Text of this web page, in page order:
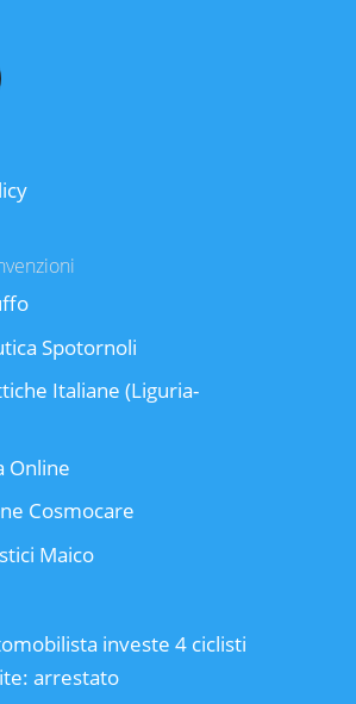
Spotornoli
Italiane (Liguria-
Online
Cosmocare
Maico
investe 4 ciclisti
arrestato